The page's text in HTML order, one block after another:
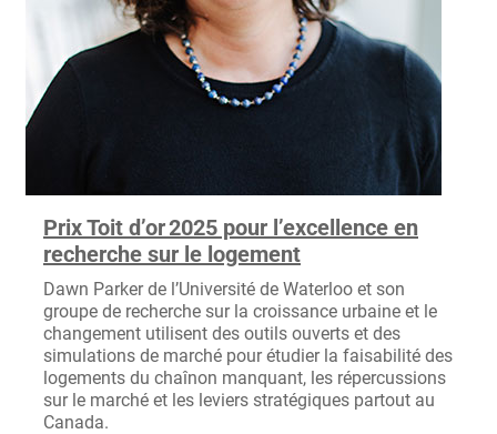
Prix Toit d’or 2025 pour l’excellence en
recherche sur le logement
Dawn Parker de l’Université de Waterloo et son
groupe de recherche sur la croissance urbaine et le
changement utilisent des outils ouverts et des
simulations de marché pour étudier la faisabilité des
logements du chaînon manquant, les répercussions
sur le marché et les leviers stratégiques partout au
Canada.